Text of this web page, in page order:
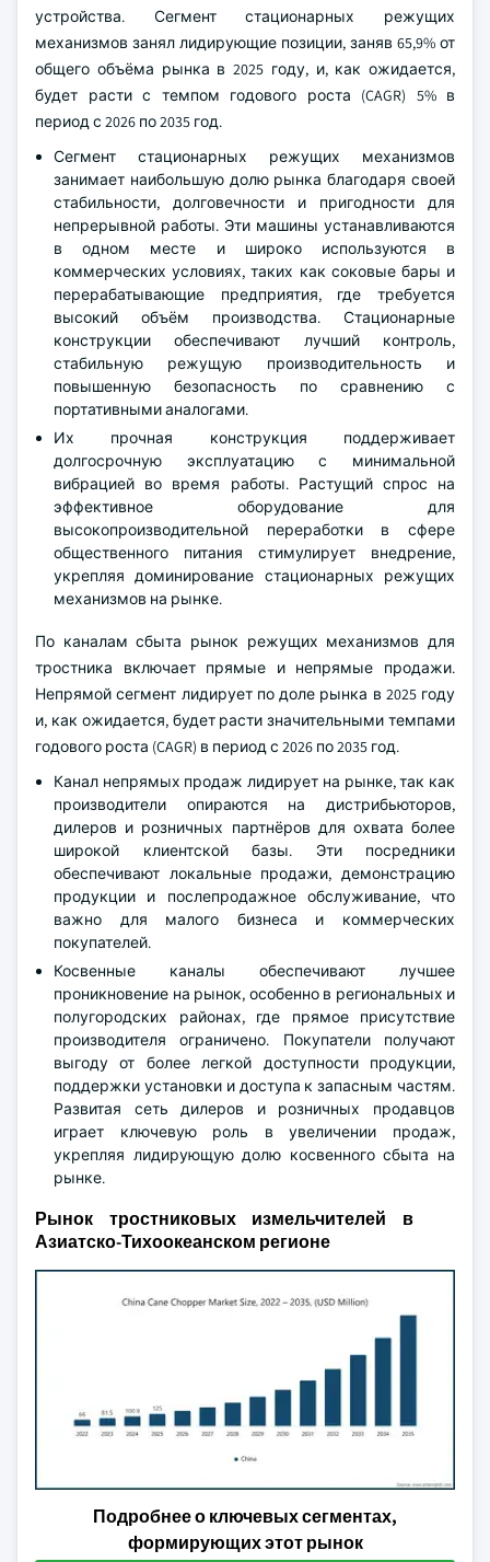
устройства. Сегмент стационарных режущих
механизмов занял лидирующие позиции, заняв 65,9% от
общего объёма рынка в 2025 году, и, как ожидается,
будет расти с темпом годового роста (CAGR) 5% в
период с 2026 по 2035 год.
Сегмент стационарных режущих механизмов
занимает наибольшую долю рынка благодаря своей
стабильности, долговечности и пригодности для
непрерывной работы. Эти машины устанавливаются
в одном месте и широко используются в
коммерческих условиях, таких как соковые бары и
перерабатывающие предприятия, где требуется
высокий объём производства. Стационарные
конструкции обеспечивают лучший контроль,
стабильную режущую производительность и
повышенную безопасность по сравнению с
портативными аналогами.
Их прочная конструкция поддерживает
долгосрочную эксплуатацию с минимальной
вибрацией во время работы. Растущий спрос на
эффективное оборудование для
высокопроизводительной переработки в сфере
общественного питания стимулирует внедрение,
укрепляя доминирование стационарных режущих
механизмов на рынке.
По каналам сбыта рынок режущих механизмов для
тростника включает прямые и непрямые продажи.
Непрямой сегмент лидирует по доле рынка в 2025 году
и, как ожидается, будет расти значительными темпами
годового роста (CAGR) в период с 2026 по 2035 год.
Канал непрямых продаж лидирует на рынке, так как
производители опираются на дистрибьюторов,
дилеров и розничных партнёров для охвата более
широкой клиентской базы. Эти посредники
обеспечивают локальные продажи, демонстрацию
продукции и послепродажное обслуживание, что
важно для малого бизнеса и коммерческих
покупателей.
Косвенные каналы обеспечивают лучшее
проникновение на рынок, особенно в региональных и
полугородских районах, где прямое присутствие
производителя ограничено. Покупатели получают
выгоду от более легкой доступности продукции,
поддержки установки и доступа к запасным частям.
Развитая сеть дилеров и розничных продавцов
играет ключевую роль в увеличении продаж,
укрепляя лидирующую долю косвенного сбыта на
рынке.
Рынок тростниковых измельчителей в
Азиатско-Тихоокеанском регионе
Подробнее о ключевых сегментах,
формирующих этот рынок